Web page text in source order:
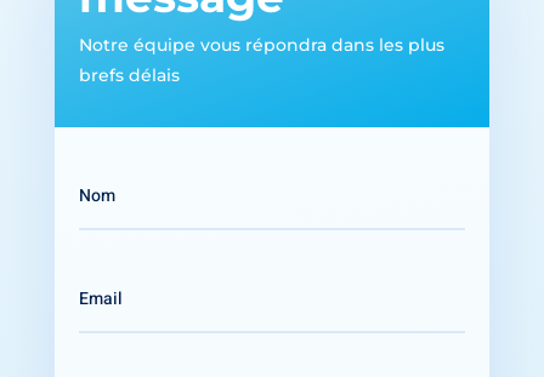
Notre équipe vous répondra dans les plus
brefs délais